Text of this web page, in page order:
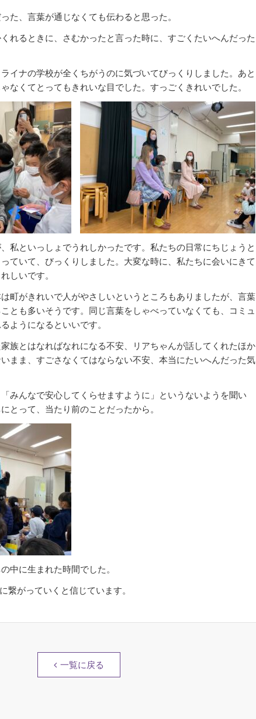
た、言葉が通じなくても伝わると思った。
れるときに、さむかったと言った時に、すごくたいへんだった
イナの学校が全くちがうのに気づいてびっくりしました。あと
なくてとってもきれいな目でした。すっごくきれいでした。
私といっしょでうれしかったです。私たちの日常にちじょうと
ていて、びっくりしました。大変な時に、私たちに会いにきて
しいです。
町がきれいで人がやさしいというところもありましたが、言葉
とも多いそうです。同じ言葉をしゃべっていなくても、コミュ
ようになるといいです。
族とはなればなれになる不安、リアちゃんが話してくれたほか
まま、すごさなくてはならない不安、本当にたいへんだった気
みんなで安心してくらせますように」というないようを聞い
とって、当たり前のことだったから。
中に生まれた時間でした。
繋がっていくと信じています。
一覧に戻る